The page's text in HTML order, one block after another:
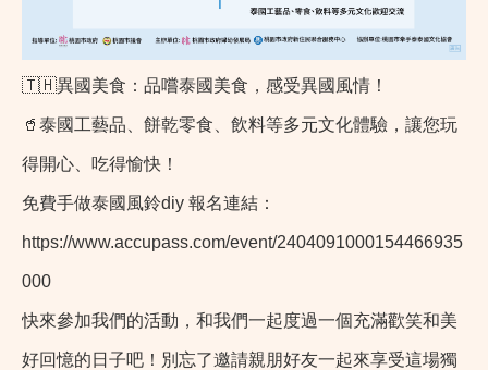
🇹🇭異國美食：品嚐泰國美食，感受異國風情！
🥤泰國工藝品、餅乾零食、飲料等多元文化體驗，讓您玩
得開心、吃得愉快！
免費手做泰國風鈴diy 報名連結：
https://www.accupass.com/event/2404091000154466935
000
快來參加我們的活動，和我們一起度過一個充滿歡笑和美
好回憶的日子吧！別忘了邀請親朋好友一起來享受這場獨